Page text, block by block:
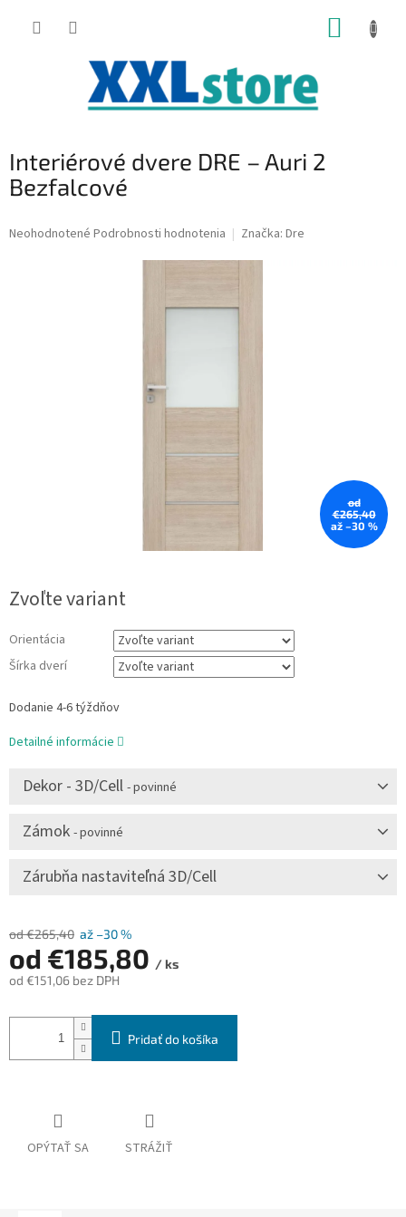
Interiérové dvere DRE – Auri 2
Bezfalcové
Priemerné
Neohodnotené Podrobnosti hodnotenia Značka: Dre
od
€265,40
až –30 %
Zvoľte variant
Orientácia
Šírka dverí
Dodanie 4-6 týždňov
Detailné informácie
OPÝTAŤ SA STRÁŽIŤ
Dekor - 3D/Cell- povinné
Zámok- povinné
Zárubňa nastaviteľná 3D/Cell
od €265,40 až –30 %
od €185,80 / ks
od €151,06 bez DPH
cena:
Pridať do košíka